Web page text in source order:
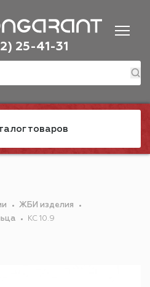
25-41-31
товаров
ЖБИ изделия
КС 10.9